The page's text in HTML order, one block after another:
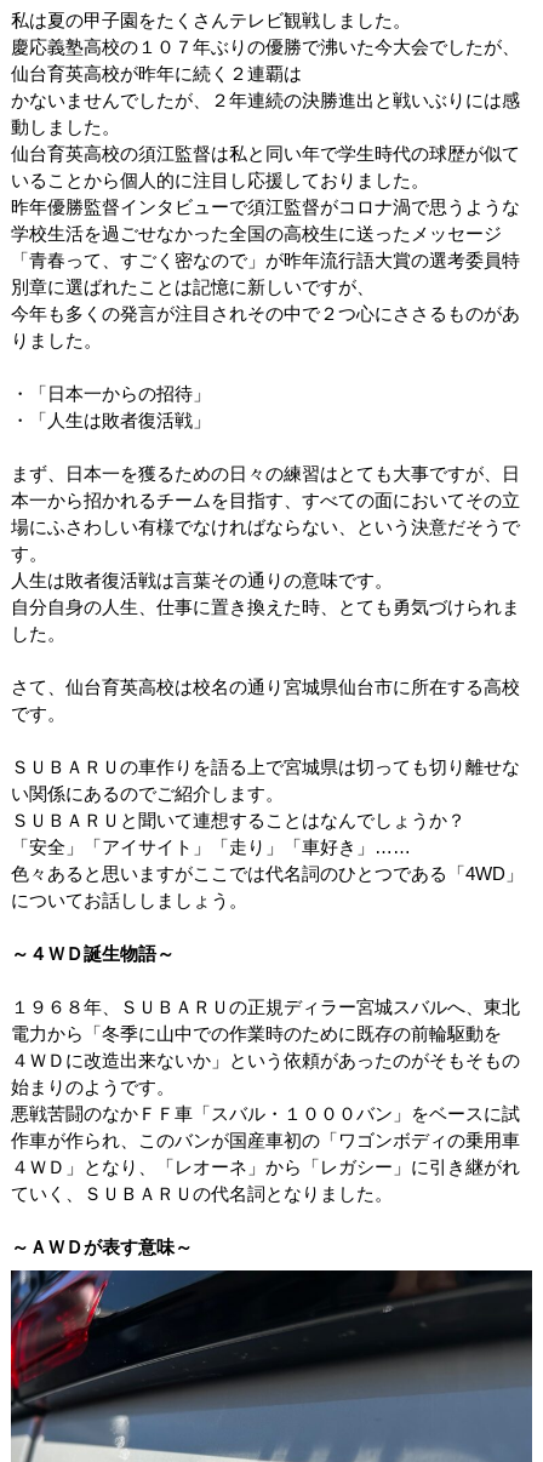
私は夏の甲子園をたくさんテレビ観戦しました。
慶応義塾高校の１０７年ぶりの優勝で沸いた今大会でしたが、
仙台育英高校が昨年に続く２連覇は
かないませんでしたが、２年連続の決勝進出と戦いぶりには感
動しました。
仙台育英高校の須江監督は私と同い年で学生時代の球歴が似て
いることから個人的に注目し応援しておりました。
昨年優勝監督インタビューで須江監督がコロナ渦で思うような
学校生活を過ごせなかった全国の高校生に送ったメッセージ
「青春って、すごく密なので」が昨年流行語大賞の選考委員特
別章に選ばれたことは記憶に新しいですが、
今年も多くの発言が注目されその中で２つ心にささるものがあ
りました。
・「日本一からの招待」
・「人生は敗者復活戦」
まず、日本一を獲るための日々の練習はとても大事ですが、日
本一から招かれるチームを目指す、すべての面においてその立
場にふさわしい有様でなければならない、という決意だそうで
す。
人生は敗者復活戦は言葉その通りの意味です。
自分自身の人生、仕事に置き換えた時、とても勇気づけられま
した。
さて、仙台育英高校は校名の通り宮城県仙台市に所在する高校
です。
ＳＵＢＡＲＵの車作りを語る上で宮城県は切っても切り離せな
い関係にあるのでご紹介します。
ＳＵＢＡＲＵと聞いて連想することはなんでしょうか？
「安全」「アイサイト」「走り」「車好き」……
色々あると思いますがここでは代名詞のひとつである「4WD」
についてお話ししましょう。
～４ＷＤ誕生物語～
１９６８年、ＳＵＢＡＲＵの正規ディラー宮城スバルへ、東北
電力から「冬季に山中での作業時のために既存の前輪駆動を
４ＷＤに改造出来ないか」という依頼があったのがそもそもの
始まりのようです。
悪戦苦闘のなかＦＦ車「スバル・１０００バン」をベースに試
作車が作られ、このバンが国産車初の「ワゴンボディの乗用車
４ＷＤ」となり、「レオーネ」から「レガシー」に引き継がれ
ていく、ＳＵＢＡＲＵの代名詞となりました。
～ＡＷＤが表す意味～